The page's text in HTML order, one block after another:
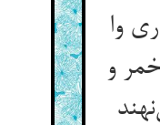
وا
و